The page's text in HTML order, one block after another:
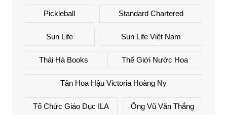
Pickleball Standard Chartered
Sun Life Sun Life Việt Nam
Thái Hà Books Thế Giới Nước Hoa
Tân Hoa Hậu Victoria Hoàng Ny
Tổ Chức Giáo Dục ILA Ông Vũ Văn Thắng